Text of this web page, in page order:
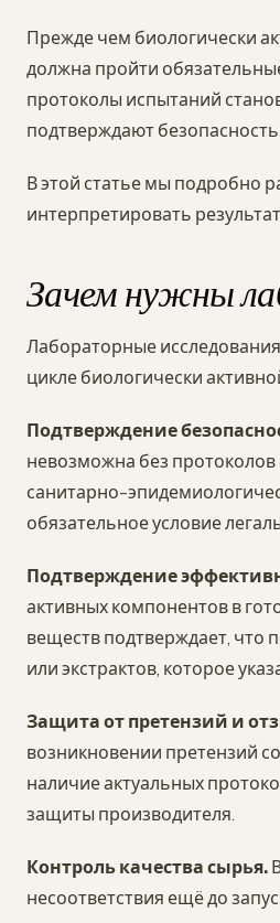
Прежде чем биологически
должна пройти
протоколы испытаний
подтверждают
В этой статье мы подробно
интерпретировать
Зачем нужны
Лабораторные
цикле биологически
Подтверждение
невозможна без
санитарно-
обязательное условие
Подтверждение
активных компонентов в
веществ подтверждает, что
или экстрактов, которое
Защита от претензий и
возникновении претензий
наличие актуальных
защиты производителя.
Контроль качества сырья.
несоответствия ещё до